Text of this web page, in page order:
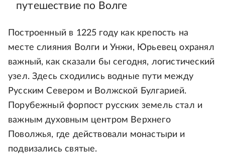
путешествие по Волге
Построенный в 1225 году как крепость на
месте слияния Волги и Унжи, Юрьевец охранял
важный, как сказали бы сегодня, логистический
узел. Здесь сходились водные пути между
Русским Севером и Волжской Булгарией.
Порубежный форпост русских земель стал и
важным духовным центром Верхнего
Поволжья, где действовали монастыри и
подвизались святые.